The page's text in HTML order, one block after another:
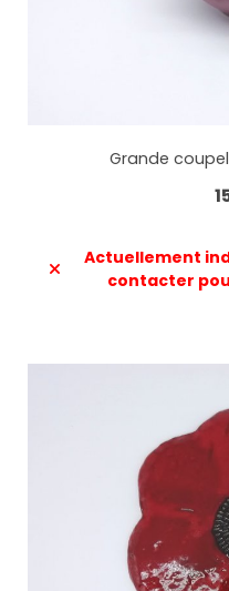
Grande
Actuellement
contacter